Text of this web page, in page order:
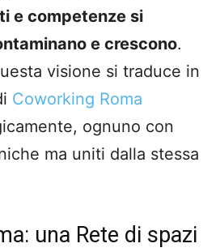
e competenze si
e crescono.
visione si traduce in
Coworking Roma
ognuno con
ma uniti dalla stessa
una Rete di spazi